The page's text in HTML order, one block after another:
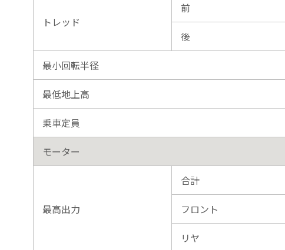
トレッド
前
後
最小回転半径
最低地上高
乗車定員
モーター
最高出力
合計
フロント
リヤ